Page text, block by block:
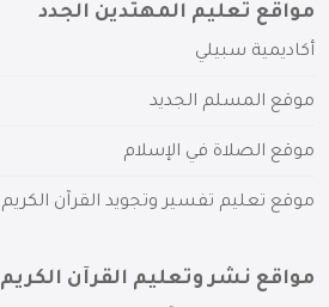
مواقع تعليم المهتدين الجدد
أكاديمية سبيلي
موقع المسلم الجديد
موقع الصلاة في الإسلام
موقع تعليم تفسير وتجويد القرآن الكريم
مواقع نشر وتعليم القرآن الكريم